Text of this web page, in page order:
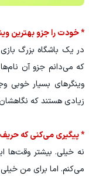
* خودت را جزو بهترین
در یک باشگاه بزرگ
که می‌دانم جزو آن
وینگرهای بسیار خوبی
زیادی هستند که
* پیگیری می‌کنی که
نه خیلی. بیشتر وقت‌ها
می‌کنم. اما برای من